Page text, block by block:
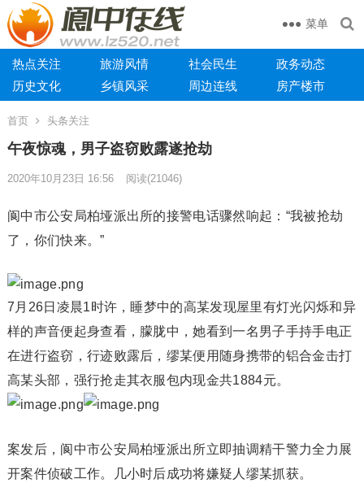
菜单
热点关注 旅游风情 社会民生
政务动态
历史文化
乡镇风采 周边连线 房产楼市
首页 头条关注
午夜惊魂，男子盗窃败露遂抢劫
2020年10月23日 16:56 阅读(21046)
阆中市公安局柏垭派出所的接警电话骤然响起：“我被抢劫
了，你们快来。”
7月26日凌晨1时许，睡梦中的高某发现屋里有灯光闪烁和异
样的声音便起身查看，朦胧中，她看到一名男子手持手电正
在进行盗窃，行迹败露后，缪某便用随身携带的铝合金击打
高某头部，强行抢走其衣服包内现金共1884元。
案发后，阆中市公安局柏垭派出所立即抽调精干警力全力展
开案件侦破工作。几小时后成功将嫌疑人缪某抓获。